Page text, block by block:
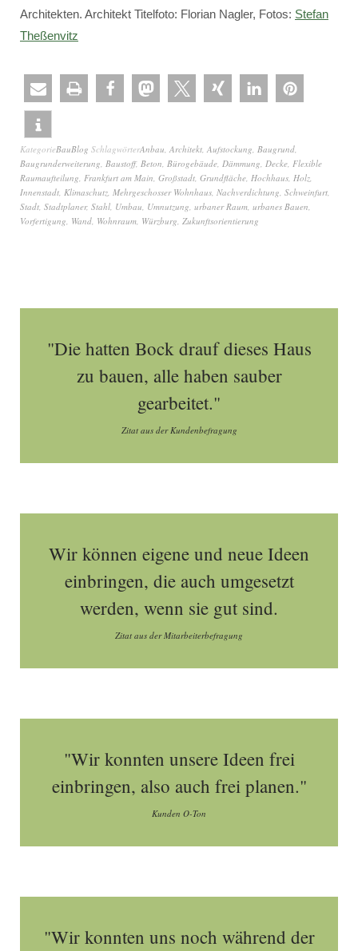
Architekten. Architekt Titelfoto: Florian Nagler, Fotos: Stefan
Theßenvitz
KategorieBauBlog SchlagwörterAnbau, Architekt, Aufstockung, Baugrund,
Baugrunderweiterung, Baustoff, Beton, Bürogebäude, Dämmung, Decke, Flexible
Raumaufteilung, Frankfurt am Main, Großstadt, Grundfläche, Hochhaus, Holz,
Innenstadt, Klimaschutz, Mehrgeschosser Wohnhaus, Nachverdichtung, Schweinfurt,
Stadt, Stadtplaner, Stahl, Umbau, Umnutzung, urbaner Raum, urbanes Bauen,
Vorfertigung, Wand, Wohnraum, Würzburg, Zukunftsorientierung
"Die hatten Bock drauf dieses Haus
zu bauen, alle haben sauber
gearbeitet."
Zitat aus der Kundenbefragung
Wir können eigene und neue Ideen
einbringen, die auch umgesetzt
werden, wenn sie gut sind.
Zitat aus der Mitarbeiterbefragung
"Wir konnten unsere Ideen frei
einbringen, also auch frei planen."
Kunden O-Ton
"Wir konnten uns noch während der